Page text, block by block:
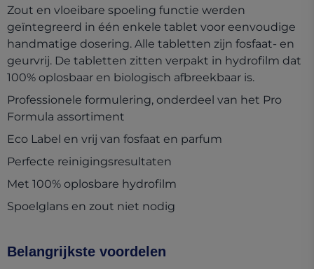
Zout en vloeibare spoeling functie werden
geïntegreerd in één enkele tablet voor eenvoudige
handmatige dosering. Alle tabletten zijn fosfaat- en
geurvrij. De tabletten zitten verpakt in hydrofilm dat
100% oplosbaar en biologisch afbreekbaar is.
Professionele formulering, onderdeel van het Pro
Formula assortiment
Eco Label en vrij van fosfaat en parfum
Perfecte reinigingsresultaten
Met 100% oplosbare hydrofilm
Spoelglans en zout niet nodig
Belangrijkste voordelen